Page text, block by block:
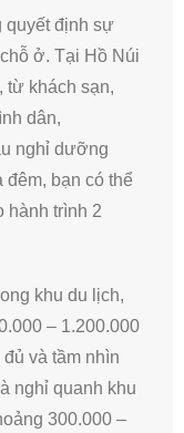
quyết định sự
ở. Tại Hồ Núi
từ khách sạn,
dân,
nghỉ dưỡng
bạn có thể
hành trình 2
khu du lịch,
– 1.200.000
và tầm nhìn
nghỉ quanh khu
300.000 –